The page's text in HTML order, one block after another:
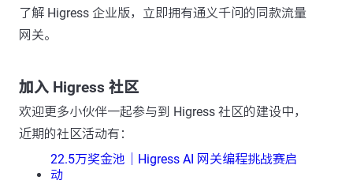
了解 Higress 企业版，立即拥有通义千问的同款流量
网关。
加入 Higress 社区
欢迎更多小伙伴一起参与到 Higress 社区的建设中，
近期的社区活动有：
22.5万奖金池｜Higress AI 网关编程挑战赛启
动